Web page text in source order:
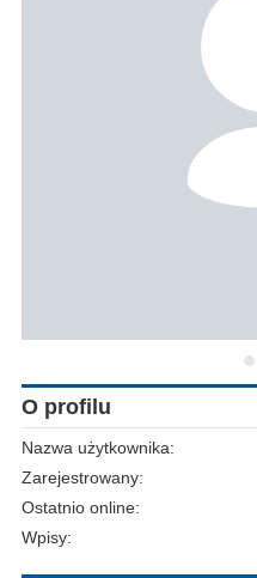
O profilu
Nazwa użytkownika:
Zarejestrowany:
Ostatnio online:
Wpisy: